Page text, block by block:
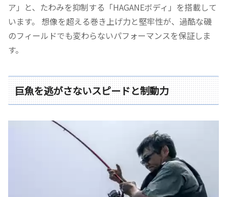
ア」と、たわみを抑制する「HAGANEボディ」を搭載して
います。 想像を超える巻き上げ力と堅牢性が、過酷な磯
のフィールドでも変わらないパフォーマンスを保証しま
す。
巨魚を逃がさないスピードと制動力